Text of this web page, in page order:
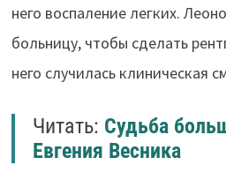
него воспаление легких.
больницу, чтобы сделать
него случилась клиническая
Читать: Судьба
Евгения Весника